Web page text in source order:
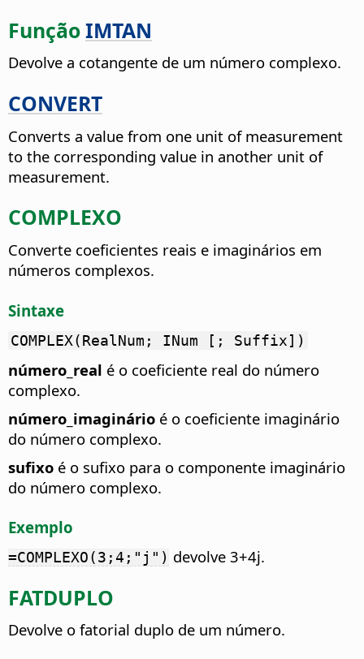
FunçãoIMTAN
Devolve a cotangente de um número complexo.
CONVERT
Converts a value from one unit of measurement
to the corresponding value in another unit of
measurement.
COMPLEXO
Converte coeficientes reais e imaginários em
números complexos.
Sintaxe
COMPLEX(RealNum; INum [; Suffix])
número_real é o coeficiente real do número
complexo.
número_imaginário é o coeficiente imaginário
do número complexo.
sufixo é o sufixo para o componente imaginário
do número complexo.
Exemplo
=COMPLEXO(3;4;"j") devolve 3+4j.
FATDUPLO
Devolve o fatorial duplo de um número.